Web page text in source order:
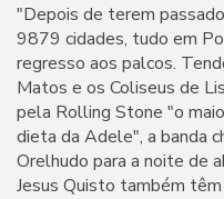
"Depois de terem
9879 cidades, tudo em
regresso aos palcos.
Matos e os Coliseus de
pela Rolling Stone "o
dieta da Adele", a banda
Orelhudo para a noite de
Jesus Quisto também